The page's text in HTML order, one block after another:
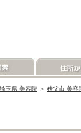
埼玉県 美容院 ＞ 秩父市 美容